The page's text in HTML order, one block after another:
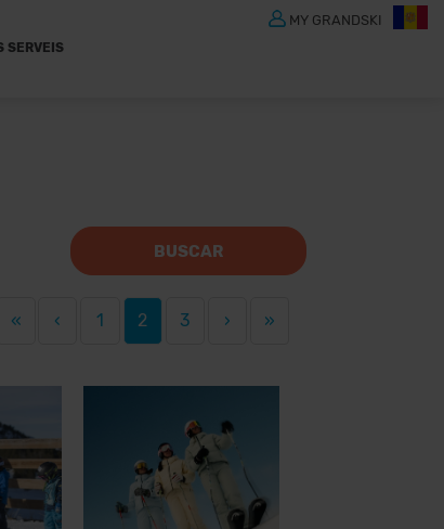
SERVEIS
MY GRANDSKI
BUSCAR
« ‹ 1 2 3 › »